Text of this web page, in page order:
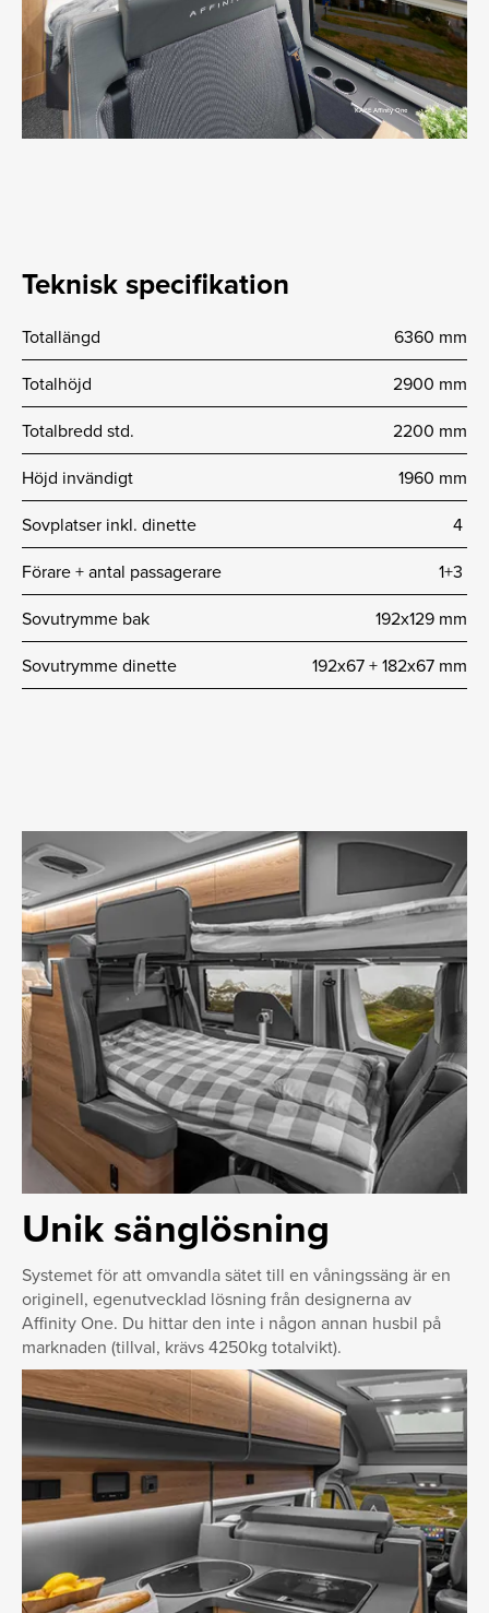
Teknisk specifikation
Totallängd
6360 mm
Totalhöjd
2900 mm
Totalbredd std.
2200 mm
Höjd invändigt
1960 mm
Sovplatser inkl. dinette
4
Förare + antal passagerare
1+3
Sovutrymme bak
192x129 mm
Sovutrymme dinette
192x67 + 182x67 mm
Unik sänglösning
Systemet för att omvandla sätet till en våningssäng är en
originell, egenutvecklad lösning från designerna av
Affinity One. Du hittar den inte i någon annan husbil på
marknaden (tillval, krävs 4250kg totalvikt).